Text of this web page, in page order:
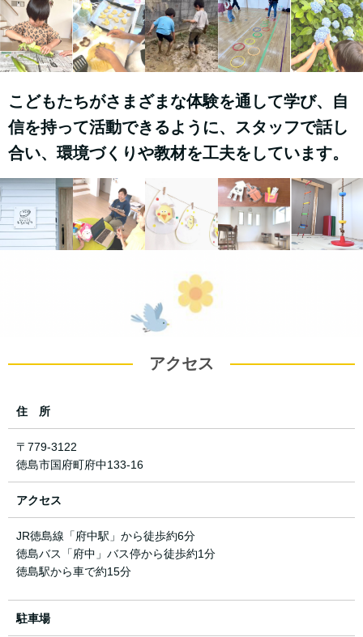
こどもたちがさまざまな体験を通して学び、自
信を持って活動できるように、スタッフで話し
合い、環境づくりや教材を工夫をしています。
アクセス
住 所
〒779-3122
徳島市国府町府中133-16
アクセス
JR徳島線「府中駅」から徒歩約6分
徳島バス「府中」バス停から徒歩約1分
徳島駅から車で約15分
駐車場